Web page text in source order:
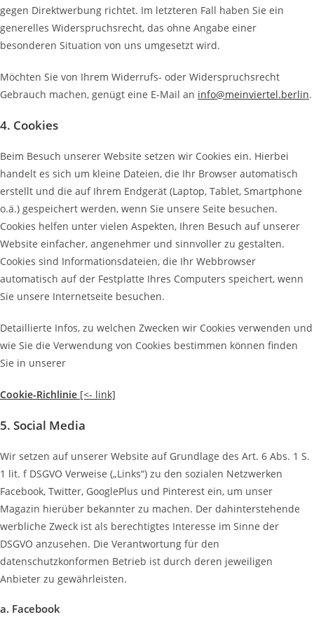
gegen Direktwerbung richtet. Im letzteren Fall haben Sie ein
generelles Widerspruchsrecht, das ohne Angabe einer
besonderen Situation von uns umgesetzt wird.
Möchten Sie von Ihrem Widerrufs- oder Widerspruchsrecht
Gebrauch machen, genügt eine E-Mail an info@meinviertel.berlin.
4. Cookies
Beim Besuch unserer Website setzen wir Cookies ein. Hierbei
handelt es sich um kleine Dateien, die Ihr Browser automatisch
erstellt und die auf Ihrem Endgerät (Laptop, Tablet, Smartphone
o.ä.) gespeichert werden, wenn Sie unsere Seite besuchen.
Cookies helfen unter vielen Aspekten, Ihren Besuch auf unserer
Website einfacher, angenehmer und sinnvoller zu gestalten.
Cookies sind Informationsdateien, die Ihr Webbrowser
automatisch auf der Festplatte Ihres Computers speichert, wenn
Sie unsere Internetseite besuchen.
Detaillierte Infos, zu welchen Zwecken wir Cookies verwenden und
wie Sie die Verwendung von Cookies bestimmen können finden
Sie in unserer
Cookie-Richlinie [<- link]
5. Social Media
Wir setzen auf unserer Website auf Grundlage des Art. 6 Abs. 1 S.
1 lit. f DSGVO Verweise („Links“) zu den sozialen Netzwerken
Facebook, Twitter, GooglePlus und Pinterest ein, um unser
Magazin hierüber bekannter zu machen. Der dahinterstehende
werbliche Zweck ist als berechtigtes Interesse im Sinne der
DSGVO anzusehen. Die Verantwortung für den
datenschutzkonformen Betrieb ist durch deren jeweiligen
Anbieter zu gewährleisten.
a. Facebook